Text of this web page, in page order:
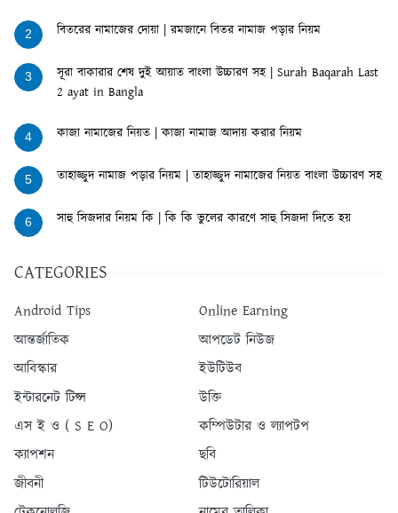
2 বিতরের নামাজের দোয়া | রমজানে বিতর নামাজ পড়ার নিয়ম
3
সূরা বাকারার শেষ দুই আয়াত বাংলা উচ্চারণ সহ | Surah Baqarah Last
2 ayat in Bangla
4 কাজা নামাজের নিয়ত | কাজা নামাজ আদায় করার নিয়ম
5 তাহাজ্জুদ নামাজ পড়ার নিয়ম | তাহাজ্জুদ নামাজের নিয়ত বাংলা উচ্চারণ সহ
6 সাহু সিজদার নিয়ম কি | কি কি ভুলের কারণে সাহু সিজদা দিতে হয়
CATEGORIES
Android Tips
Online Earning
আন্তর্জাতিক
আপডেট নিউজ
আবিস্কার
ইউটিউব
ইন্টারনেট টিপ্স
উক্তি
এস ই ও ( S E O)
কম্পিউটার ও ল্যাপটপ
ক্যাপশন
ছবি
জীবনী
টিউটোরিয়াল